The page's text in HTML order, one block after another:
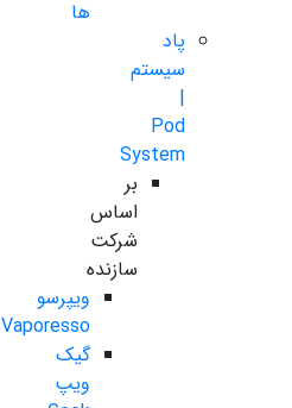
ها
پاد
سیستم
|
Pod
System
بر
اساس
شرکت
سازنده
ویپرسو
Vaporesso
گیک
ویپ